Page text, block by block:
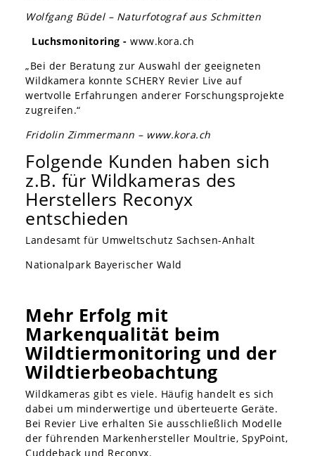
Wolfgang Büdel – Naturfotograf aus Schmitten
Luchsmonitoring - www.kora.ch
„Bei der Beratung zur Auswahl der geeigneten
Wildkamera konnte SCHERY Revier Live auf
wertvolle Erfahrungen anderer Forschungsprojekte
zugreifen.“
Fridolin Zimmermann – www.kora.ch
Folgende Kunden haben sich
z.B. für Wildkameras des
Herstellers Reconyx
entschieden
Landesamt für Umweltschutz Sachsen-Anhalt
Nationalpark Bayerischer Wald
Mehr Erfolg mit
Markenqualität beim
Wildtiermonitoring und der
Wildtierbeobachtung
Wildkameras gibt es viele. Häufig handelt es sich
dabei um minderwertige und überteuerte Geräte.
Bei Revier Live erhalten Sie ausschließlich Modelle
der führenden Markenhersteller Moultrie, SpyPoint,
Cuddeback und Reconyx.